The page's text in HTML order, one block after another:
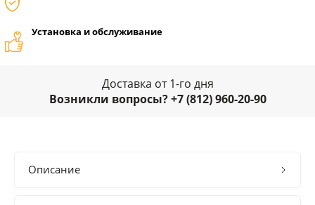
Установка и обслуживание
Доставка от 1-го дня
Возникли вопросы? +7 (812) 960-20-90
Описание